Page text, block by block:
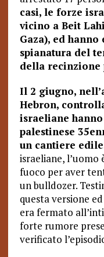
casi, le forze
vicino a Beit
Gaza), ed
spianatura del
della recinzione
Il 2 giugno,
Hebron,
israeliane
palestinese
un cantiere
israeliane,
fuoco per aver
un bulldozer.
questa versione
era fermato
forte rumore
verificato